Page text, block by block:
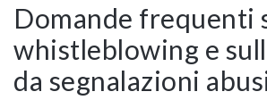
Domande frequenti
whistleblowing e
da segnalazioni